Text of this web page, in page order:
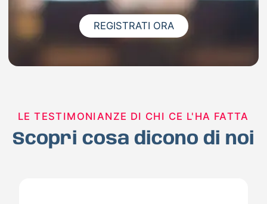
REGISTRATI ORA
LE TESTIMONIANZE DI CHI CE L'HA FATTA
Scopri cosa dicono di noi